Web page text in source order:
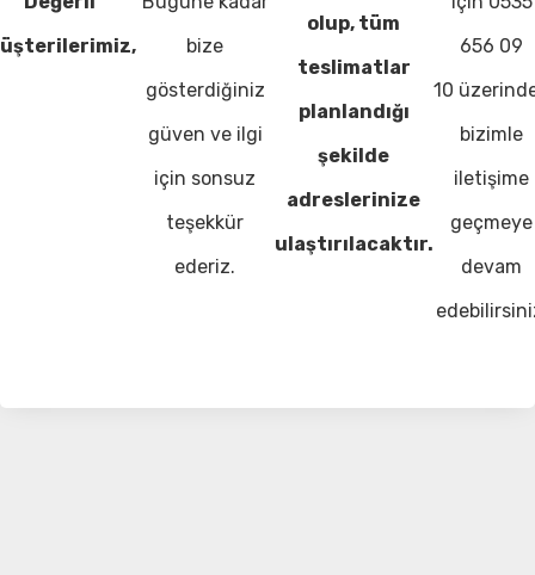
bize
gösterdiğiniz
güven ve ilgi
için sonsuz
teşekkür
ederiz.
olup, tüm
teslimatlar
planlandığı
şekilde
adreslerinize
ulaştırılacaktır.
656 09
10
bizimle
iletişime
geçmeye
devam